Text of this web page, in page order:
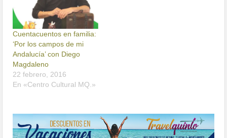
Cuentacuentos en familia:
‘Por los campos de mi
Andalucía’ con Diego
Magdaleno
22 febrero, 2016
En «Centro Cultural MQ.»